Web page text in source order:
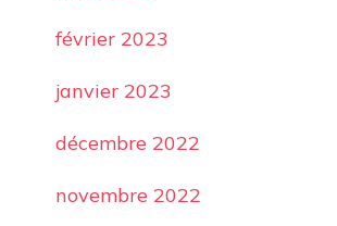
février 2023
janvier 2023
décembre 2022
novembre 2022